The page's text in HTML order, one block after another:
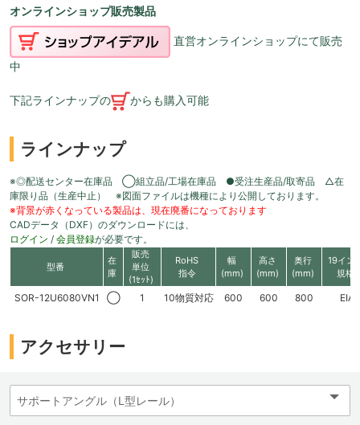
オンラインショップ販売製品
直営オンラインショップにて販売
中
下記ラインナップの からも購入可能
ラインナップ
※◎配送センター在庫品 ◯組立品/工場在庫品 ●受注生産品/取寄品 △在
庫限り品（生産中止） ※図面ファイルは機種により公開しております。
※背景が赤くなっている製品は、現在廃番になっております
CADデータ（DXF）のダウンロードには、
ログイン / 会員登録が必要です。
型番
在
庫
販売
単位
(1ｾｯﾄ)
RoHS
指令
幅
(mm)
高さ
(mm)
奥行
(mm)
19イン
規格
SOR-12U6080VN1 ◯ 1 10物質対応 600 600 800 EIA
アクセサリー